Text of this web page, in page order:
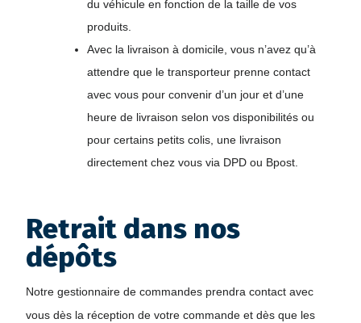
du véhicule en fonction de la taille de vos
produits.
Avec la livraison à domicile, vous n’avez qu’à
attendre que le transporteur prenne contact
avec vous pour convenir d’un jour et d’une
heure de livraison selon vos disponibilités ou
pour certains petits colis, une livraison
directement chez vous via DPD ou Bpost.
Retrait dans nos
dépôts
Notre gestionnaire de commandes prendra contact avec
vous dès la réception de votre commande et dès que les